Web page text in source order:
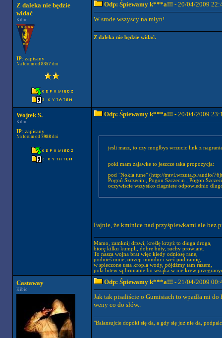
Z daleka nie będzie
widać
Kibic
IP: zapisany
Na forum od 8357dni
Odp: Śpiewamy k***a!!! - 20/04/2009
W srode wszyscy na młyn!
Z daleka nie będzie widać.
Wojtek S.
Kibic
IP: zapisany
Na forum od 7988dni
Odp: Śpiewamy k***a!!! - 20/04/2009
jesli masz, to czy moglbys wrzucic link z
poki mam zajawke to jeszcze taka propozycja:
pod "Nokia tune" (http://travi.wrzuta.pl/audio/
Pogoń Szczecin , Pogon Szczecin , Pogon
oczywiscie wszystko ciagniete odpowiednio
Fajnie, że kminice nad przyśpiewkami ale bez
Mamo, zamknij drzwi, kreślę krzyż to długa droga,
biorę kilku kumpli, dobre buty, suchy prowiant.
To nasza wojna brat więc kiedy odniosę ranę,
podnieś mnie, otrzep mundur i weź pod ramię,
w spieczone usta kropla wody, pójdźmy tam razem,
pola bitew są brunatne bo wsiąka w nie krew
Castaway
Kibic
Odp: Śpiewamy k***a!!! - 21/04/2009
Jak tak pisaliście o Gumisiach to wpadła mi
weny co do słów..
"Balansujcie dopóki się da, a gdy się już nie da,